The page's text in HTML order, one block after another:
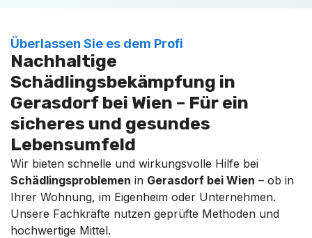
Überlassen Sie es dem Profi
Nachhaltige
Schädlingsbekämpfung in
Gerasdorf bei Wien – Für ein
sicheres und gesundes
Lebensumfeld
Wir bieten schnelle und wirkungsvolle Hilfe bei
Schädlingsproblemen in Gerasdorf bei Wien – ob in
Ihrer Wohnung, im Eigenheim oder Unternehmen.
Unsere Fachkräfte nutzen geprüfte Methoden und
hochwertige Mittel.